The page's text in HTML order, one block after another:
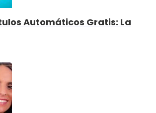
Automáticos Gratis: La